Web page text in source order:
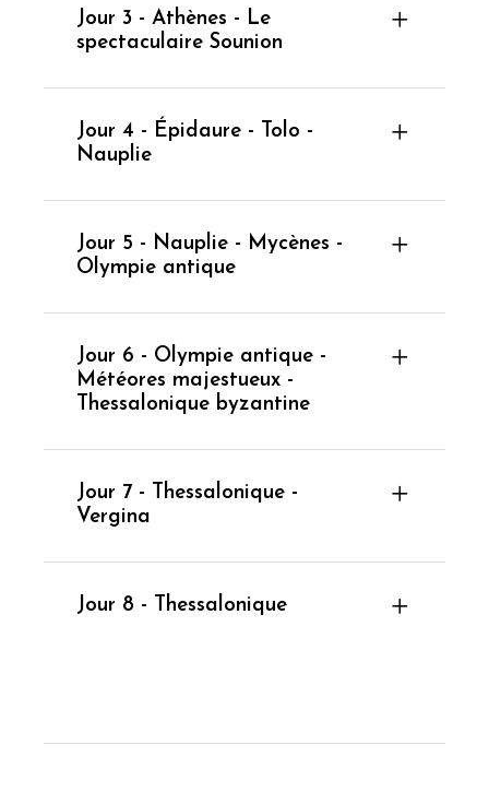
Jour 3 - Athènes - Le
spectaculaire Sounion
Jour 4 - Épidaure - Tolo -
Nauplie
Jour 5 - Nauplie - Mycènes -
Olympie antique
Jour 6 - Olympie antique -
Météores majestueux -
Thessalonique byzantine
Jour 7 - Thessalonique -
Vergina
Jour 8 - Thessalonique